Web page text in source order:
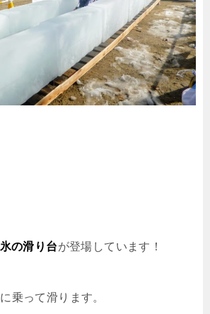
氷の滑り台が登場しています！
に乗って滑ります。